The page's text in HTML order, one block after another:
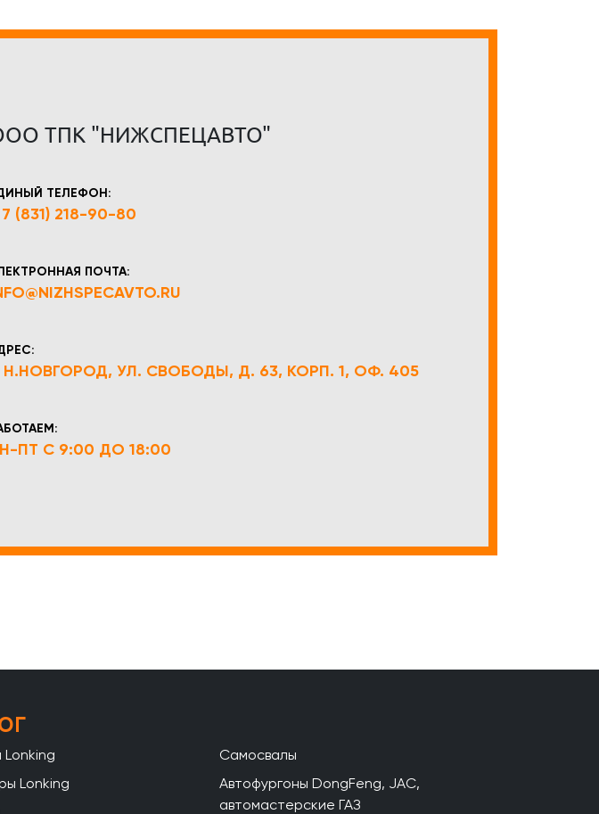
ТПК "НИЖСПЕЦАВТО"
ТЕЛЕФОН:
7 (831) 218-90-80
ПОЧТА:
Н.НОВГОРОД, УЛ. СВОБОДЫ, Д. 63, КОРП. 1, ОФ. 405
ПТ С 9:00 ДО 18:00
Погрузчики Lonking
Экскаваторы Lonking
Самосвалы
Автофургоны DongFeng, JAC,
автомастерские ГАЗ